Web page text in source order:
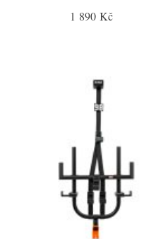
1 890 Kč